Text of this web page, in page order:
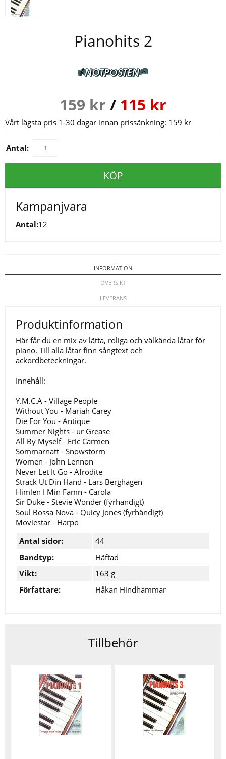
Pianohits 2
159 kr / 115 kr
Vårt lägsta pris 1-30 dagar innan prissänkning: 159 kr
Antal:
KÖP
Kampanjvara
Antal:12
INFORMATION
ÖVERSIKT
LEVERANS
Produktinformation
Här får du en mix av lätta, roliga och välkända låtar för
piano. Till alla låtar finn sångtext och
ackordbeteckningar.
Innehåll:
Y.M.C.A - Village People
Without You - Mariah Carey
Die For You - Antique
Summer Nights - ur Grease
All By Myself - Eric Carmen
Sommarnatt - Snowstorm
Women - John Lennon
Never Let It Go - Afrodite
Sträck Ut Din Hand - Lars Berghagen
Himlen I Min Famn - Carola
Sir Duke - Stevie Wonder (fyrhändigt)
Soul Bossa Nova - Quicy Jones (fyrhändigt)
Moviestar - Harpo
Antal sidor:
44
Bandtyp:
Häftad
Vikt:
163 g
Författare:
Håkan Hindhammar
Tillbehör